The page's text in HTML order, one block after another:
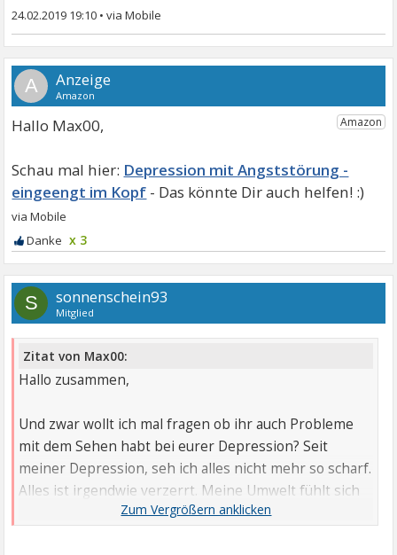
24.02.2019 19:10 •
A
Hallo Max00,
Depression mit Angststörung -
eingeengt im Kopf
x 3
S sonnenschein93
Mitglied
Zitat von Max00:
Hallo zusammen,
Und zwar wollt ich mal fragen ob ihr auch Probleme
mit dem Sehen habt bei eurer Depression? Seit
meiner Depression, seh ich alles nicht mehr so scharf.
Alles ist irgendwie verzerrt. Meine Umwelt fühlt sich
auch so grau an. Ist das bei euch auch?